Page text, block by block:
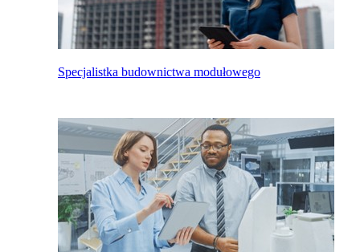
Specjalistka budownictwa modułowego